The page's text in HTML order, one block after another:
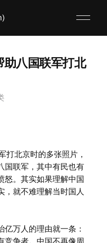
助八国联军打北
打北京时的多张照片，
国联军，其中有民也有
怒。其实如果理解中国
，就不难理解当时国人
万人的理由就一条：
竞争者。中国不再像周